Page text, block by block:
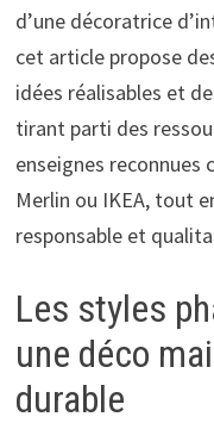
d’une décoratrice
cet article propose
idées réalisables et
tirant parti des
enseignes reconnues
Merlin ou IKEA, tout
responsable et
Les styles
une déco
durable